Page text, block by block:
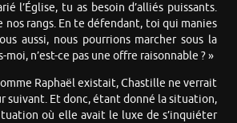
l’Église, tu as besoin d’alliés puissants.
nos rangs. En te défendant, toi qui manies
aussi, nous pourrions marcher sous la
n’est-ce pas une offre raisonnable ? »
Raphaël existait, Chastille ne verrait
suivant. Et donc, étant donné la situation,
où elle avait le luxe de s’inquiéter